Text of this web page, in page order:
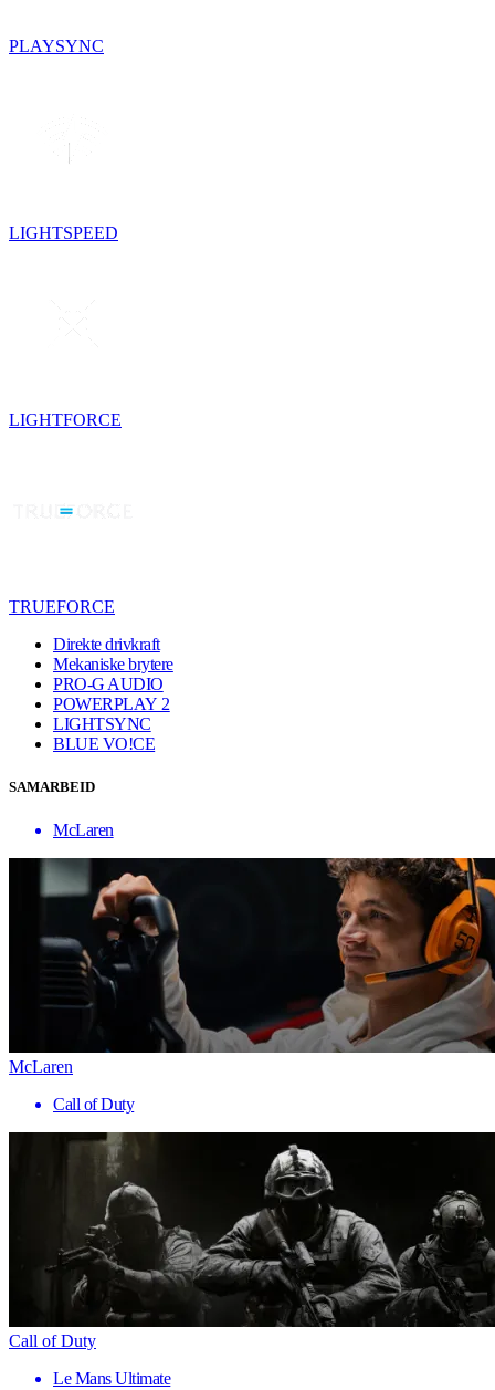
PLAYSYNC
LIGHTSPEED
LIGHTFORCE
TRUEFORCE
Direkte drivkraft
Mekaniske brytere
PRO-G AUDIO
POWERPLAY 2
LIGHTSYNC
BLUE VO!CE
SAMARBEID
McLaren
McLaren
Call of Duty
Call of Duty
Le Mans Ultimate